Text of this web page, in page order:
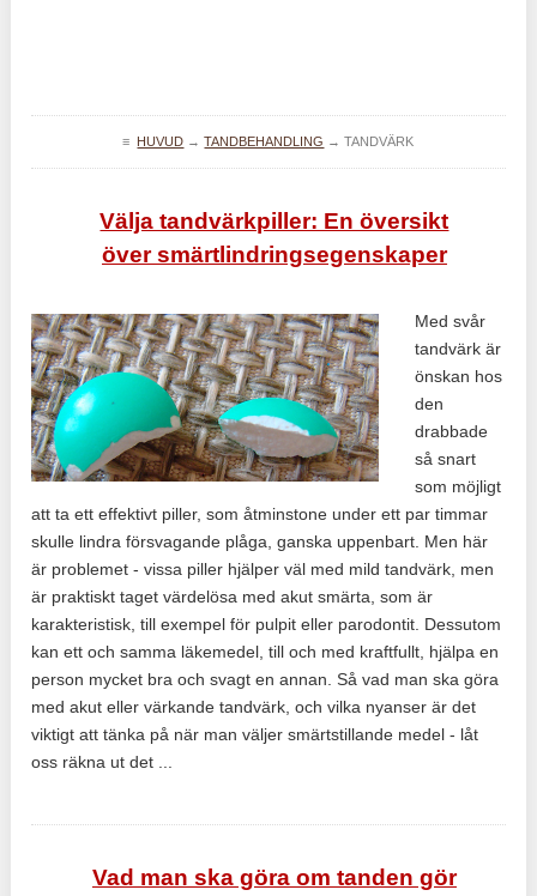
≡ HUVUD →TANDBEHANDLING →TANDVÄRK
Välja tandvärkpiller: En översikt
över smärtlindringsegenskaper
Med svår
tandvärk är
önskan hos
den
drabbade
så snart
som möjligt
att ta ett effektivt piller, som åtminstone under ett par timmar
skulle lindra försvagande plåga, ganska uppenbart. Men här
är problemet - vissa piller hjälper väl med mild tandvärk, men
är praktiskt taget värdelösa med akut smärta, som är
karakteristisk, till exempel för pulpit eller parodontit. Dessutom
kan ett och samma läkemedel, till och med kraftfullt, hjälpa en
person mycket bra och svagt en annan. Så vad man ska göra
med akut eller värkande tandvärk, och vilka nyanser är det
viktigt att tänka på när man väljer smärtstillande medel - låt
oss räkna ut det ...
Vad man ska göra om tanden gör